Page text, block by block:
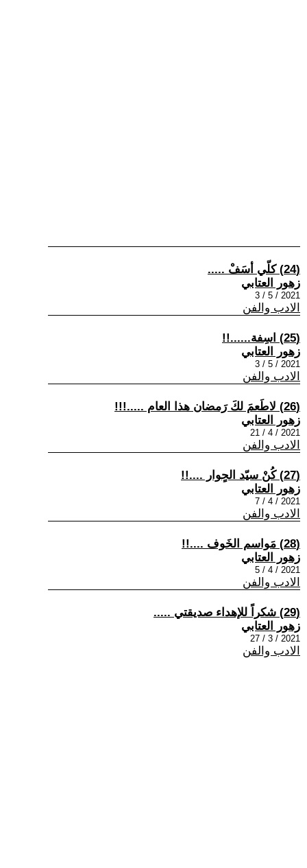
(24) كلّي أسَفْ .....
زهور العتابي
2021 / 5 / 3
الادب والفن
(25) اسِفة......!!
زهور العتابي
2021 / 5 / 3
الادب والفن
(26) لاطَعمَ لكَ رَمضان هذا العام .....!!!
زهور العتابي
2021 / 4 / 21
الادب والفن
(27) كُنْ سيّد الحٍوار ....!!
زهور العتابي
2021 / 4 / 7
الادب والفن
(28) مَواسم الخَوف ....!!
زهور العتابي
2021 / 4 / 5
الادب والفن
(29) شكراً للإهداء صديقتي .....
زهور العتابي
2021 / 3 / 27
الادب والفن